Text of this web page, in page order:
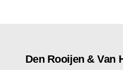
Den Rooijen & Van